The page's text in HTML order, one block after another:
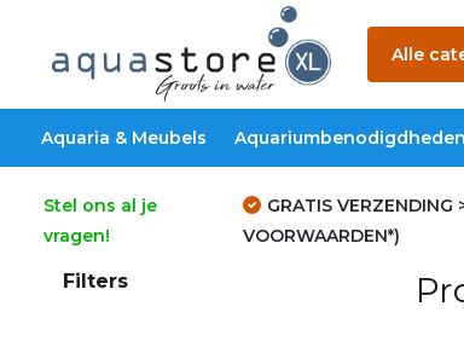
Alle
Aquaria & Meubels Aquariumbenodigdheden
Stel ons al je
vragen!
GRATIS VERZENDING
VOORWAARDEN*)
Filters